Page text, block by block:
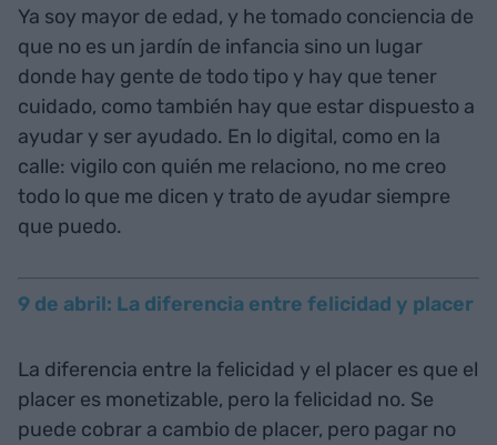
Ya soy mayor de edad, y he tomado conciencia de
que no es un jardín de infancia sino un lugar
donde hay gente de todo tipo y hay que tener
cuidado, como también hay que estar dispuesto a
ayudar y ser ayudado. En lo digital, como en la
calle: vigilo con quién me relaciono, no me creo
todo lo que me dicen y trato de ayudar siempre
que puedo.
9 de abril: La diferencia entre felicidad y placer
La diferencia entre la felicidad y el placer es que el
placer es monetizable, pero la felicidad no. Se
puede cobrar a cambio de placer, pero pagar no